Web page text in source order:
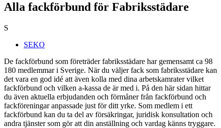
Alla fackförbund för Fabriksstädare
S
SEKO
De fackförbund som företräder fabriksstädare har gemensamt ca 98
180 medlemmar i Sverige. När du väljer fack som fabriksstädare kan
det vara en god idé att även kolla med dina arbetskamrater vilket
fackförbund och vilken a-kassa de är med i. På den här sidan hittar
du även aktuella erbjudanden och förmåner från fackförbund och
fackföreningar anpassade just för ditt yrke. Som medlem i ett
fackförbund kan du ta del av försäkringar, juridisk konsultation och
andra tjänster som gör att din anställning och vardag känns tryggare.